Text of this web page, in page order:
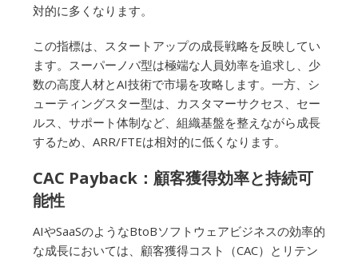
対的に多くなります。
この指標は、スタートアップの成長戦略を反映してい
ます。スーパーノバ型は極端な人員効率を追求し、少
数の高度人材とAI技術で市場を攻略します。一方、シ
ューティングスター型は、カスタマーサクセス、セー
ルス、サポート体制など、組織基盤を整えながら成長
するため、ARR/FTEは相対的に低くなります。
CAC Payback：顧客獲得効率と持続可
能性
AIやSaaSのようなBtoBソフトウェアビジネスの効率的
な成長においては、顧客獲得コスト（CAC）とリテン